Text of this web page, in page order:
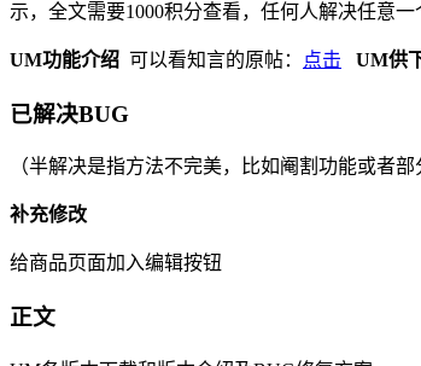
示，全文需要1000积分查看，任何人解决任意
UM功能介绍 可以看知言的原帖： 点击 UM供
已解决BUG
（半解决是指方法不完美，比如阉割功能或者部
补充修改
给商品页面加入编辑按钮
正文